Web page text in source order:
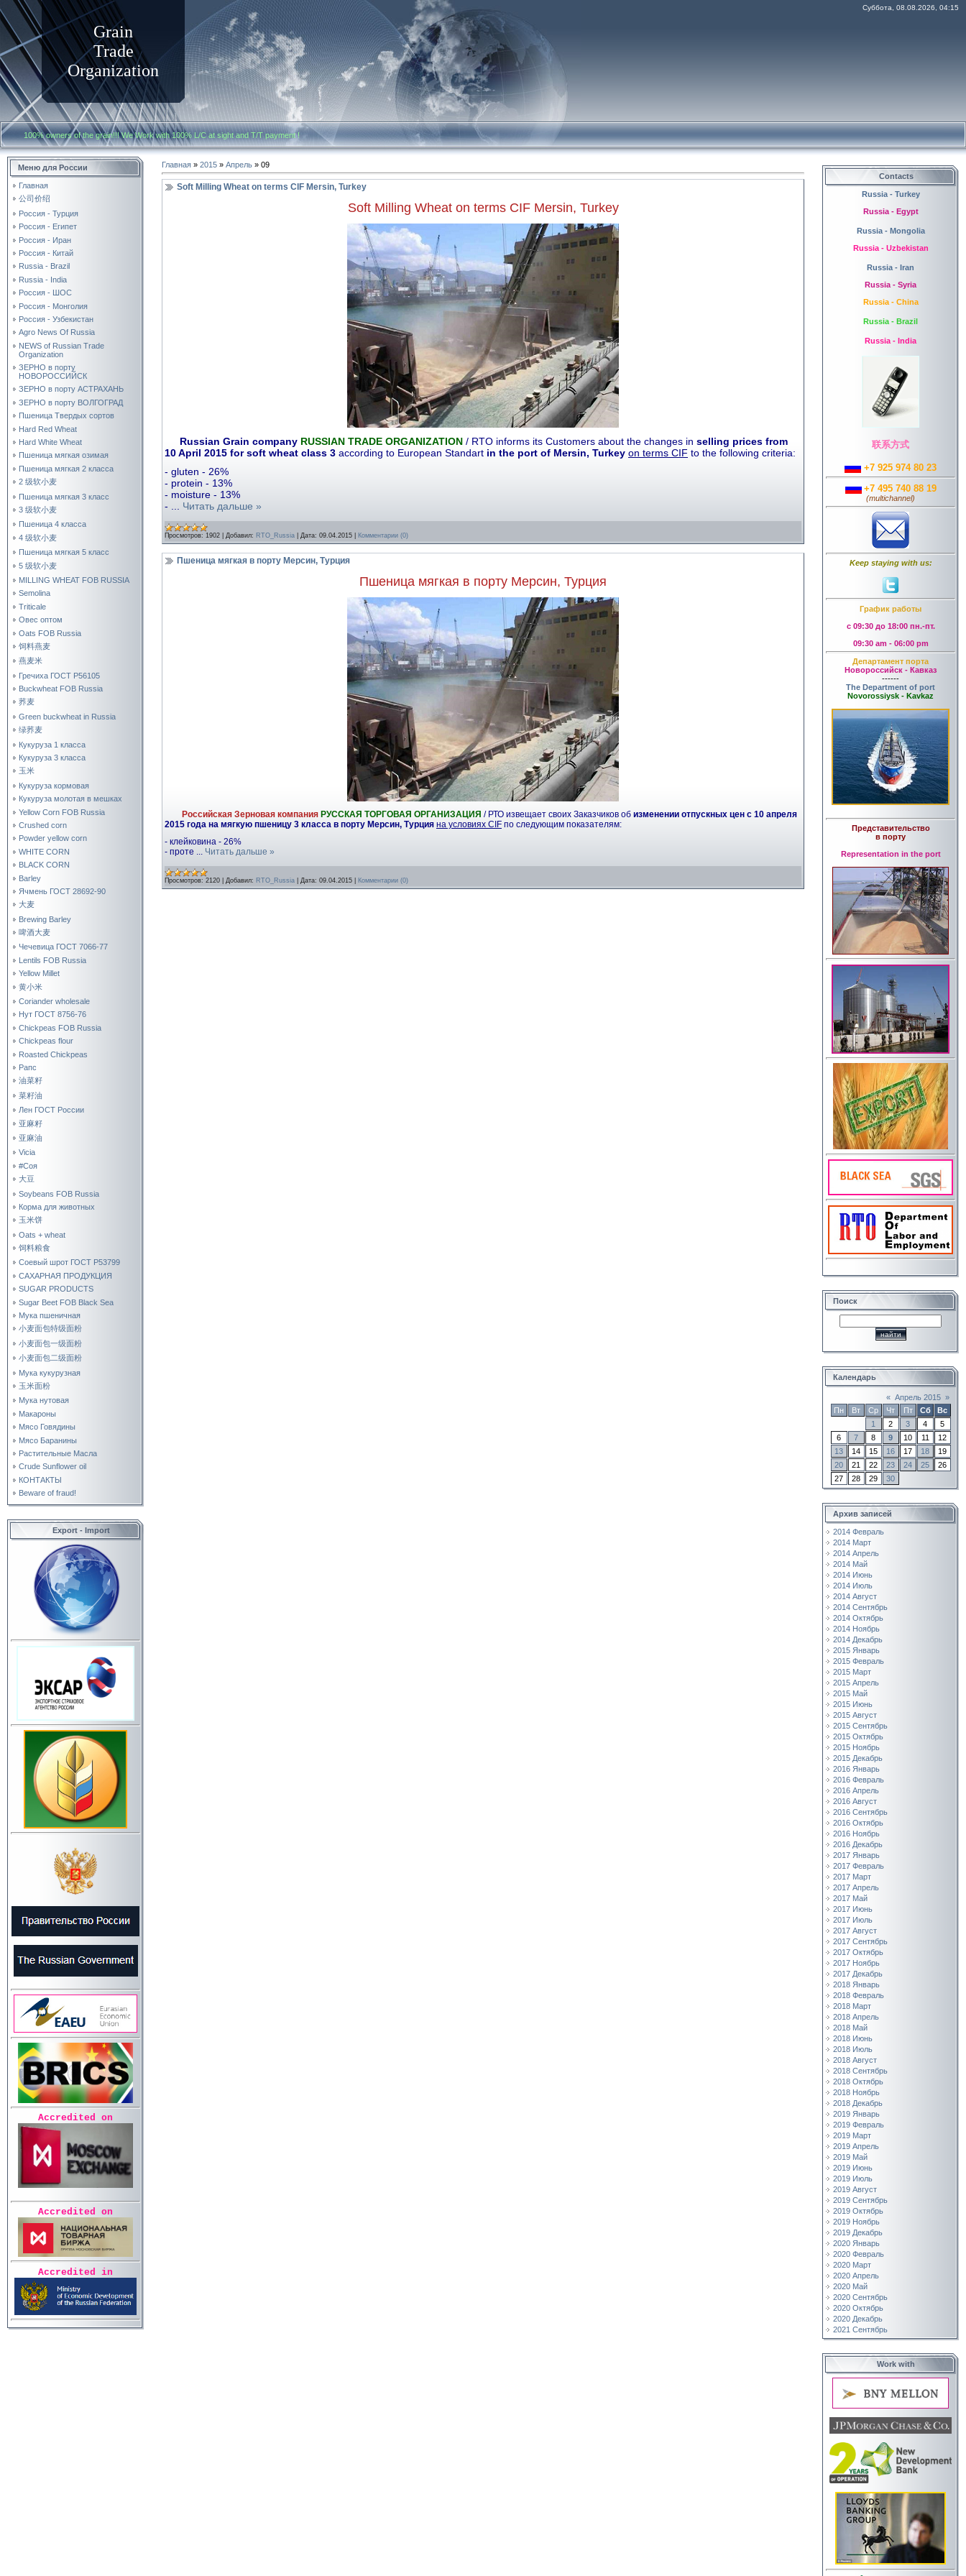
Grain
Trade
Organization
Суббота, 08.08.2026, 04:15
100% owners of the grain!!! We Work with100% L/C at sight and T/T payment!
Меню для России
Главная
公司价绍
Россия - Турция
Россия - Египет
Россия - Иран
Россия - Китай
Russia - Brazil
Russia - India
Россия - ШОС
Россия - Монголия
Россия - Узбекистан
Agro News Of Russia
NEWS of Russian Trade
Organization
ЗЕРНО в порту
НОВОРОССИЙСК
ЗЕРНО в порту АСТРАХАНЬ
ЗЕРНО в порту ВОЛГОГРАД
Пшеница Твердых сортов
Hard Red Wheat
Hard White Wheat
Пшеница мягкая озимая
Пшеница мягкая 2 класса
2 级软小麦
Пшеница мягкая 3 класс
3 级软小麦
Пшеница 4 класса
4 级软小麦
Пшеница мягкая 5 класс
5 级软小麦
MILLING WHEAT FOB RUSSIA
Semolina
Triticale
Овес оптом
Oats FOB Russia
饲料燕麦
燕麦米
Гречиха ГОСТ Р56105
Buckwheat FOB Russia
荞麦
Green buckwheat in Russia
绿荞麦
Кукуруза 1 класса
Кукуруза 3 класса
玉米
Кукуруза кормовая
Кукуруза молотая в мешках
Yellow Corn FOB Russia
Crushed corn
Powder yellow corn
WHITE CORN
BLACK CORN
Barley
Ячмень ГОСТ 28692-90
大麦
Brewing Barley
啤酒大麦
Чечевица ГОСТ 7066-77
Lentils FOB Russia
Yellow Millet
黄小米
Coriander wholesale
Нут ГОСТ 8756-76
Chickpeas FOB Russia
Chickpeas flour
Roasted Chickpeas
Рапс
油菜籽
菜籽油
Лен ГОСТ России
亚麻籽
亚麻油
Vicia
#Соя
大豆
Soybeans FOB Russia
Корма для животных
玉米饼
Oats + wheat
饲料粮食
Соевый шрот ГОСТ Р53799
САХАРНАЯ ПРОДУКЦИЯ
SUGAR PRODUCTS
Sugar Beet FOB Black Sea
Мука пшеничная
小麦面包特级面粉
小麦面包一级面粉
小麦面包二级面粉
Мука кукурузная
玉米面粉
Мука нутовая
Макароны
Мясо Говядины
Мясо Баранины
Растительные Масла
Crude Sunflower oil
КОНТАКТЫ
Beware of fraud!
Export - Import
Accredited on
Accredited on
Accredited in
Главная » 2015 » Апрель » 09
Soft Milling Wheat on terms CIF Mersin, Turkey
Soft Milling Wheat on terms CIF Mersin, Turkey
Russian Grain company RUSSIAN TRADE ORGANIZATION / RTO informs its Customers about the changes in selling prices from
10 April 2015 for soft wheat class 3 according to European Standart in the port of Mersin, Turkey on terms CIF to the following criteria:
- gluten - 26%
- protein - 13%
- moisture - 13%
- ... Читать дальше »
Просмотров: 1902 Добавил: RTO_Russia Дата: 09.04.2015 Комментарии (0)
Пшеница мягкая в порту Мерсин, Турция
Пшеница мягкая в порту Мерсин, Турция
Российская Зерновая компания РУССКАЯ ТОРГОВАЯ ОРГАНИЗАЦИЯ / РТО извещает своих Заказчиков об изменении отпускных цен с 10 апреля
2015 года на мягкую пшеницу 3 класса в порту Мерсин, Турция на условиях CIF по следующим показателям:
- клейковина - 26%
- проте ... Читать дальше »
Просмотров: 2120 Добавил: RTO_Russia Дата: 09.04.2015 Комментарии (0)
Contacts
Russia - Turkey
Russia - Egypt
Russia - Mongolia
Russia - Uzbekistan
Russia - Iran
Russia - Syria
Russia - China
Russia - Brazil
Russia - India
联系方式
+7 925 974 80 23
+7 495 740 88 19
(multichannel)
Keep staying with us:
График работы
с 09:30 до 18:00 пн.-пт.
09:30 am - 06:00 pm
Департамент порта
Новороссийск - Кавказ
------
The Department of port
Novorossiysk - Kavkaz
Представительство
в порту
Representation in the port
Поиск
Календарь
« Апрель 2015 »
Пн
Вт Ср Чт Пт Сб
Вс
1
2 3 4
5
6
7 8 9 10 11
12
13
14 15 16 17 18
19
20
21 22 23 24 25
26
27
28 29 30
Архив записей
2014 Февраль
2014 Март
2014 Апрель
2014 Май
2014 Июнь
2014 Июль
2014 Август
2014 Сентябрь
2014 Октябрь
2014 Ноябрь
2014 Декабрь
2015 Январь
2015 Февраль
2015 Март
2015 Апрель
2015 Май
2015 Июнь
2015 Август
2015 Сентябрь
2015 Октябрь
2015 Ноябрь
2015 Декабрь
2016 Январь
2016 Февраль
2016 Апрель
2016 Август
2016 Сентябрь
2016 Октябрь
2016 Ноябрь
2016 Декабрь
2017 Январь
2017 Февраль
2017 Март
2017 Апрель
2017 Май
2017 Июнь
2017 Июль
2017 Август
2017 Сентябрь
2017 Октябрь
2017 Ноябрь
2017 Декабрь
2018 Январь
2018 Февраль
2018 Март
2018 Апрель
2018 Май
2018 Июнь
2018 Июль
2018 Август
2018 Сентябрь
2018 Октябрь
2018 Ноябрь
2018 Декабрь
2019 Январь
2019 Февраль
2019 Март
2019 Апрель
2019 Май
2019 Июнь
2019 Июль
2019 Август
2019 Сентябрь
2019 Октябрь
2019 Ноябрь
2019 Декабрь
2020 Январь
2020 Февраль
2020 Март
2020 Апрель
2020 Май
2020 Сентябрь
2020 Октябрь
2020 Декабрь
2021 Сентябрь
Work with